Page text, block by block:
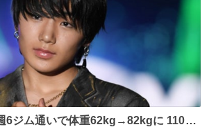
6ジム通いで体重62kg→82kgに 110kg